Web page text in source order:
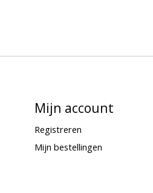
Mijn account
Registreren
Mijn bestellingen